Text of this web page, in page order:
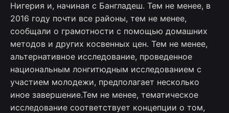
Нигерия и, начиная с Бангладеш. Тем не менее, в
2016 году почти все районы, тем не менее,
сообщали о грамотности с помощью домашних
методов и других косвенных цен. Тем не менее,
альтернативное исследование, проведенное
национальным лонгитюдным исследованием с
участием молодежи, предполагает несколько
иное завершение.Тем не менее, тематическое
исследование соответствует концепции о том,